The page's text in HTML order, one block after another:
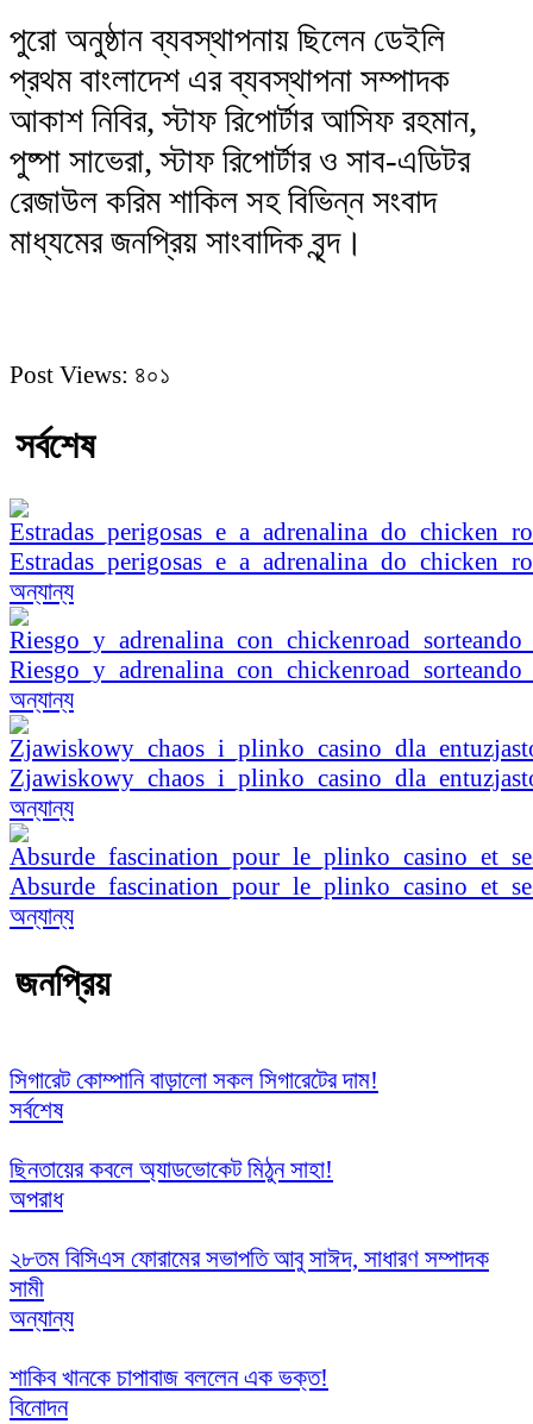
পুরো অনুষ্ঠান ব্যবস্থাপনায় ছিলেন ডেইলি
প্রথম বাংলাদেশ এর ব্যবস্থাপনা সম্পাদক
আকাশ নিবির, স্টাফ রিপোর্টার আসিফ রহমান,
পুষ্পা সাভেরা, স্টাফ রিপোর্টার ও সাব-এডিটর
রেজাউল করিম শাকিল সহ বিভিন্ন সংবাদ
মাধ্যমের জনপ্রিয় সাংবাদিক বৃন্দ।
Post Views: ৪০১
সর্বশেষ
অন্যান্য
অন্যান্য
অন্যান্য
অন্যান্য
জনপ্রিয়
সিগারেট কোম্পানি বাড়ালো সকল সিগারেটের দাম!
সর্বশেষ
ছিনতায়ের কবলে অ্যাডভোকেট মিঠুন সাহা!
অপরাধ
২৮তম বিসিএস ফোরামের সভাপতি আবু সাঈদ, সাধারণ সম্পাদক
সামী
অন্যান্য
শাকিব খানকে চাপাবাজ বললেন এক ভক্ত!
বিনোদন